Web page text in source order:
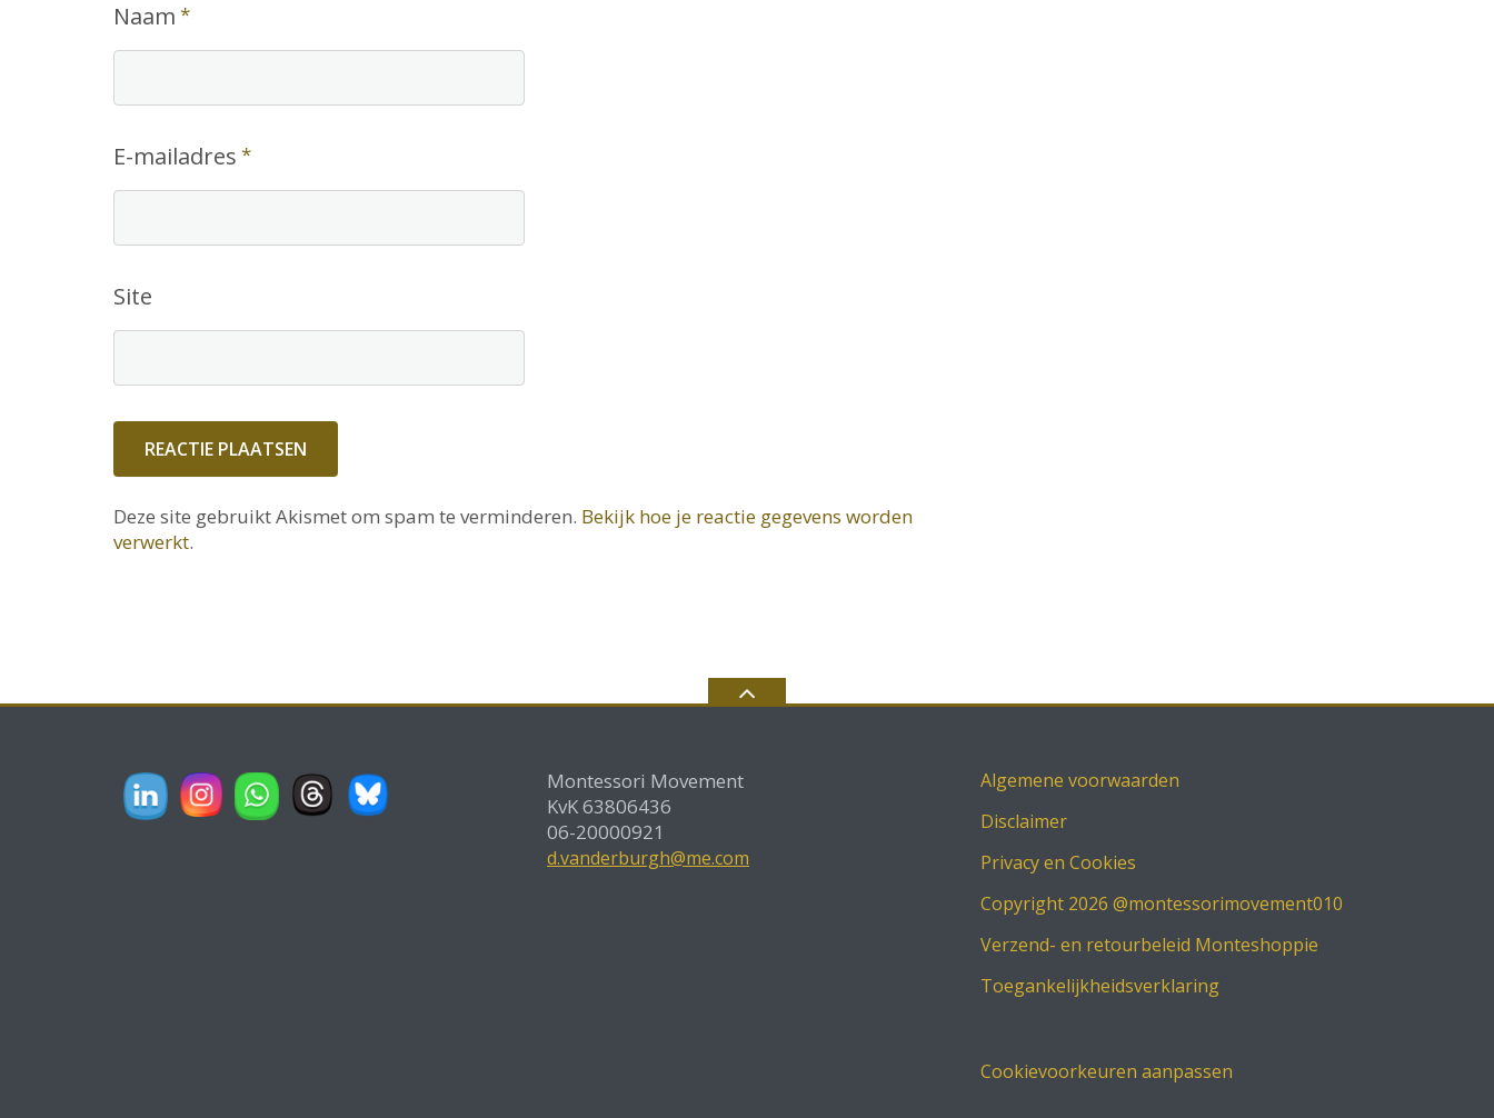
Naam *
E-mailadres *
Site
Deze site gebruikt Akismet om spam te verminderen. Bekijk hoe je reactie gegevens worden
verwerkt.
Montessori Movement
KvK 63806436
06-20000921
d.vanderburgh@me.com
Algemene voorwaarden
Disclaimer
Privacy en Cookies
Copyright 2026 @montessorimovement010
Verzend- en retourbeleid Monteshoppie
Toegankelijkheidsverklaring
Cookievoorkeuren aanpassen